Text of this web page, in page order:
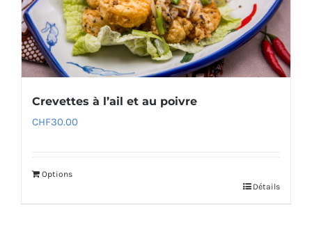
Crevettes à l’ail et au poivre
CHF30.00
Options
Détails